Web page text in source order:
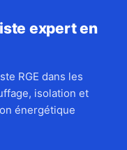
expert en
RGE dans les
isolation et
énergétique